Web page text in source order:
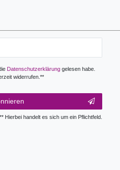
Daten­schutz­erklärunggelesen habe.
widerrufen.**
** Hierbei handelt es sich um ein Pflichtfeld.